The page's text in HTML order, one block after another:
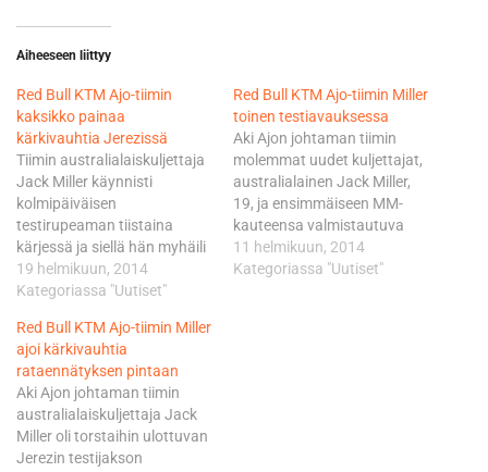
Aiheeseen liittyy
Red Bull KTM Ajo-tiimin
kaksikko painaa
kärkivauhtia Jerezissä
Tiimin australialaiskuljettaja
Jack Miller käynnisti
kolmipäiväisen
testirupeaman tiistaina
kärjessä ja siellä hän myhäili
myös aurinkoisen keskiviikon
urakan umpeuduttua. Miller
1.46,278. Nappipäivää
täydensi Millerin tiimikaveri
Karel Hanika. Ensimmäiseen
täysipainoiseen MM-
kauteensa lähtevä tshekki
tuli ja takoi tiistain toiseksi
kovimman kierrosajan 0,367
19 helmikuun, 2014
Kategoriassa "Uutiset"
Red Bull KTM Ajo-tiimin Miller
toinen testiavauksessa
Aki Ajon johtaman tiimin
molemmat uudet kuljettajat,
australialainen Jack Miller,
19, ja ensimmäiseen MM-
kauteensa valmistautuva
tshekki Karel Hanika, 17,
paiskivat töitä hartiavoimin
11 helmikuun, 2014
Kategoriassa "Uutiset"
Red Bull KTM Ajo-tiimin Miller
ajoi kärkivauhtia
rataennätyksen pintaan
Aki Ajon johtaman tiimin
australialaiskuljettaja Jack
Miller oli torstaihin ulottuvan
Jerezin testijakson